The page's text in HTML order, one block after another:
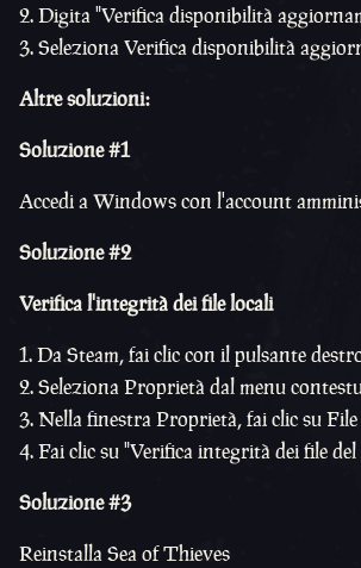
Digita "Verifica disponibilità
Seleziona Verifica disponibilità
Altre soluzioni:
Soluzione #1
Accedi a Windows con l'account
Soluzione #2
Verifica l'integrità dei file locali
Da Steam, fai clic con il pulsante
Seleziona Proprietà dal menu
Nella finestra Proprietà, fai clic su
Fai clic su "Verifica integrità dei file del
Soluzione #3
Reinstalla Sea of Thieves